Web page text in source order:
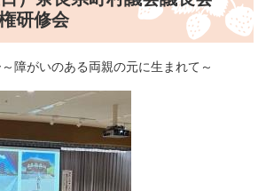
研修会
障がいのある両親の元に生まれて～